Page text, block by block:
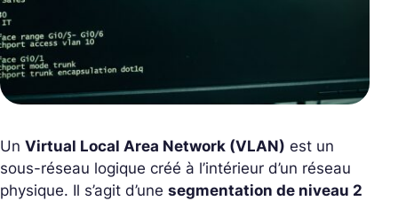
Un Virtual Local Area Network (VLAN) est un
sous-réseau logique créé à l’intérieur d’un réseau
physique. Il s’agit d’une segmentation de niveau 2